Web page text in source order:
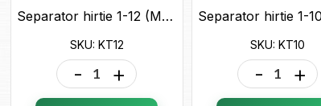
Separator hirtie 1-12 (ML 36-12) KT12
SKU: KT12
- +
SKU: KT10
- +